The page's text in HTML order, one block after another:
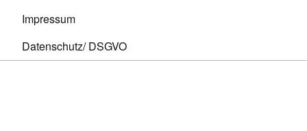
Impressum
Datenschutz/ DSGVO